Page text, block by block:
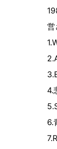
営
4.
6.